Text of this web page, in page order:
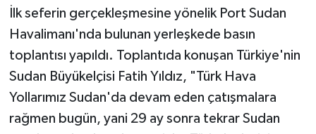
İlk seferin gerçekleşmesine yönelik Port Sudan
Havalimanı'nda bulunan yerleşkede basın
toplantısı yapıldı. Toplantıda konuşan Türkiye'nin
Sudan Büyükelçisi Fatih Yıldız, "Türk Hava
Yollarımız Sudan'da devam eden çatışmalara
rağmen bugün, yani 29 ay sonra tekrar Sudan